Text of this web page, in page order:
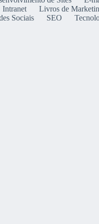
Intranet Livros de
Sociais SEO